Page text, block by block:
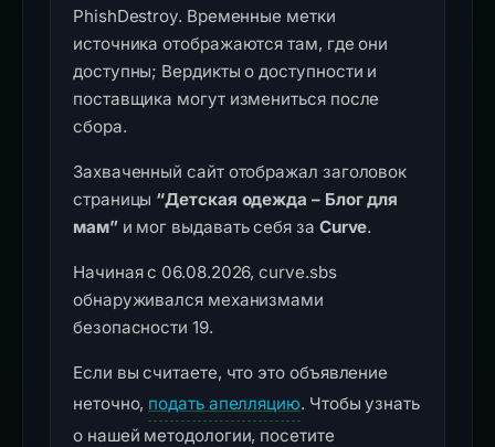
PhishDestroy. Временные метки
источника отображаются там, где они
доступны; Вердикты о доступности и
поставщика могут измениться после
сбора.
Захваченный сайт отображал заголовок
страницы “Детская одежда – Блог для
мам”и мог выдавать себя за Curve.
Начиная с 06.08.2026, curve.sbs
обнаруживался механизмами
безопасности 19.
Если вы считаете, что это объявление
неточно, подать апелляцию. Чтобы узнать
о нашей методологии, посетите